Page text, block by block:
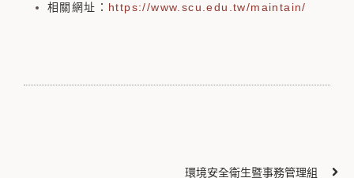
相關網址： https://www.scu.edu.tw/maintain/
環境安全衛生暨事務管理組